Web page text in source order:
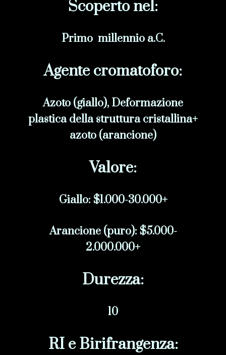
Scoperto nel:
Primo millennio a.C.
Agente cromatoforo:
Azoto (giallo), Deformazione
plastica della struttura cristallina+
azoto (arancione)
Valore:
Giallo: $1.000-30.000+
Arancione (puro): $5.000-
2.000.000+
Durezza:
10
RI e Birifrangenza: